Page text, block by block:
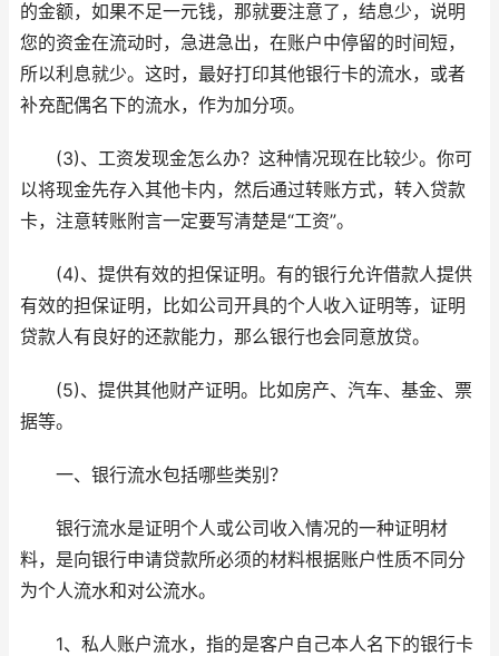
的金额，如果不足一元钱，那就要注意了，结息少，说明
您的资金在流动时，急进急出，在账户中停留的时间短，
所以利息就少。这时，最好打印其他银行卡的流水，或者
补充配偶名下的流水，作为加分项。
(3)、工资发现金怎么办？这种情况现在比较少。你可
以将现金先存入其他卡内，然后通过转账方式，转入贷款
卡，注意转账附言一定要写清楚是“工资”。
(4)、提供有效的担保证明。有的银行允许借款人提供
有效的担保证明，比如公司开具的个人收入证明等，证明
贷款人有良好的还款能力，那么银行也会同意放贷。
(5)、提供其他财产证明。比如房产、汽车、基金、票
据等。
一、银行流水包括哪些类别？
银行流水是证明个人或公司收入情况的一种证明材
料，是向银行申请贷款所必须的材料根据账户性质不同分
为个人流水和对公流水。
1、私人账户流水，指的是客户自己本人名下的银行卡